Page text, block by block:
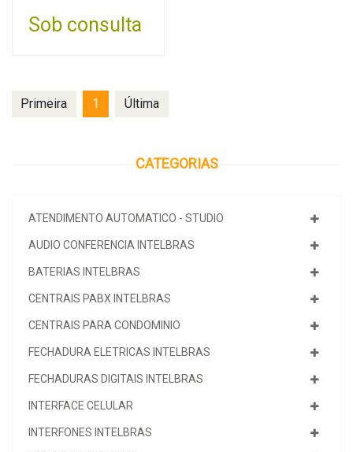
CATEGORIAS
ATENDIMENTO AUTOMATICO - STUDIO
AUDIO CONFERENCIA INTELBRAS
BATERIAS INTELBRAS
CENTRAIS PABX INTELBRAS
CENTRAIS PARA CONDOMINIO
FECHADURA ELETRICAS INTELBRAS
FECHADURAS DIGITAIS INTELBRAS
INTERFACE CELULAR
INTERFONES INTELBRAS
Sob consulta
Primeira 1 Última